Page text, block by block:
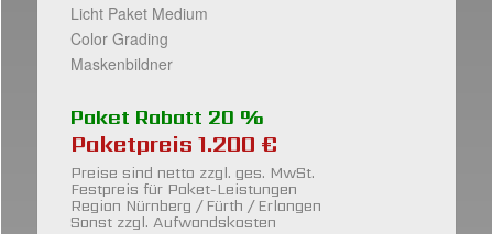
Licht Paket Medium
Color Grading
Maskenbildner
Paket Rabatt 20 %
Paketpreis 1.200 €
Preise sind netto zzgl. ges. MwSt.
Festpreis für Paket-Leistungen
Region Nürnberg / Fürth / Erlangen
Sonst zzgl. Aufwandskosten